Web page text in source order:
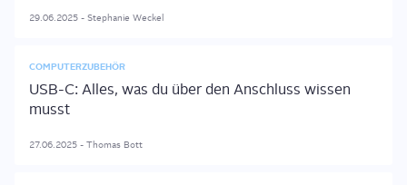
29.06.2025 - Stephanie Weckel
COMPUTERZUBEHÖR
USB-C: Alles, was du über den Anschluss wissen
musst
27.06.2025 - Thomas Bott